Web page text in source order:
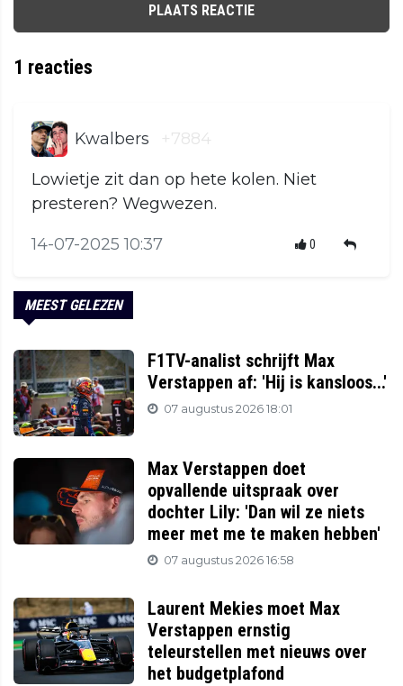
PLAATS REACTIE
1 reacties
Kwalbers +7884
Lowietje zit dan op hete kolen. Niet
presteren? Wegwezen.
14-07-2025 10:37 0
MEEST GELEZEN
F1TV-analist schrijft Max
Verstappen af: 'Hij is kansloos...'
07 augustus 2026 18:01
Max Verstappen doet
opvallende uitspraak over
dochter Lily: 'Dan wil ze niets
meer met me te maken hebben'
07 augustus 2026 16:58
Laurent Mekies moet Max
Verstappen ernstig
teleurstellen met nieuws over
het budgetplafond